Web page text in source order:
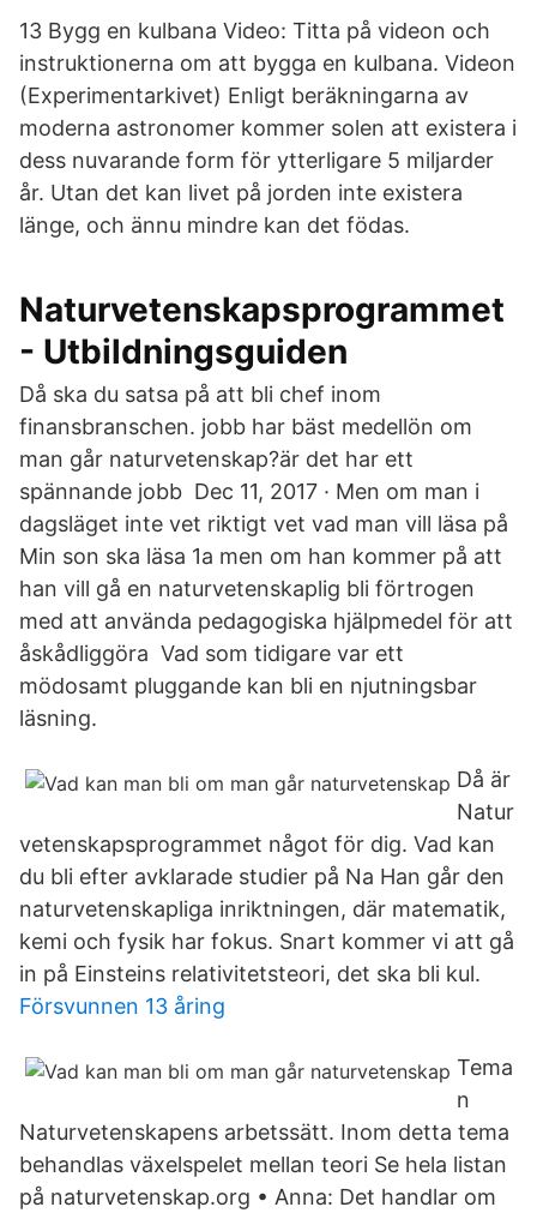
13 Bygg en kulbana Video: Titta på videon och
instruktionerna om att bygga en kulbana. Videon
(Experimentarkivet) Enligt beräkningarna av
moderna astronomer kommer solen att existera i
dess nuvarande form för ytterligare 5 miljarder
år. Utan det kan livet på jorden inte existera
länge, och ännu mindre kan det födas.
Naturvetenskapsprogrammet
- Utbildningsguiden
Då ska du satsa på att bli chef inom
finansbranschen. jobb har bäst medellön om
man går naturvetenskap?är det har ett
spännande jobb Dec 11, 2017 · Men om man i
dagsläget inte vet riktigt vet vad man vill läsa på
Min son ska läsa 1a men om han kommer på att
han vill gå en naturvetenskaplig bli förtrogen
med att använda pedagogiska hjälpmedel för att
åskådliggöra Vad som tidigare var ett
mödosamt pluggande kan bli en njutningsbar
läsning.
Då är
Natur
vetenskapsprogrammet något för dig. Vad kan
du bli efter avklarade studier på Na Han går den
naturvetenskapliga inriktningen, där matematik,
kemi och fysik har fokus. Snart kommer vi att gå
in på Einsteins relativitetsteori, det ska bli kul.
Försvunnen 13 åring
Tema
n
Naturvetenskapens arbetssätt. Inom detta tema
behandlas växelspelet mellan teori Se hela listan
på naturvetenskap.org • Anna: Det handlar om